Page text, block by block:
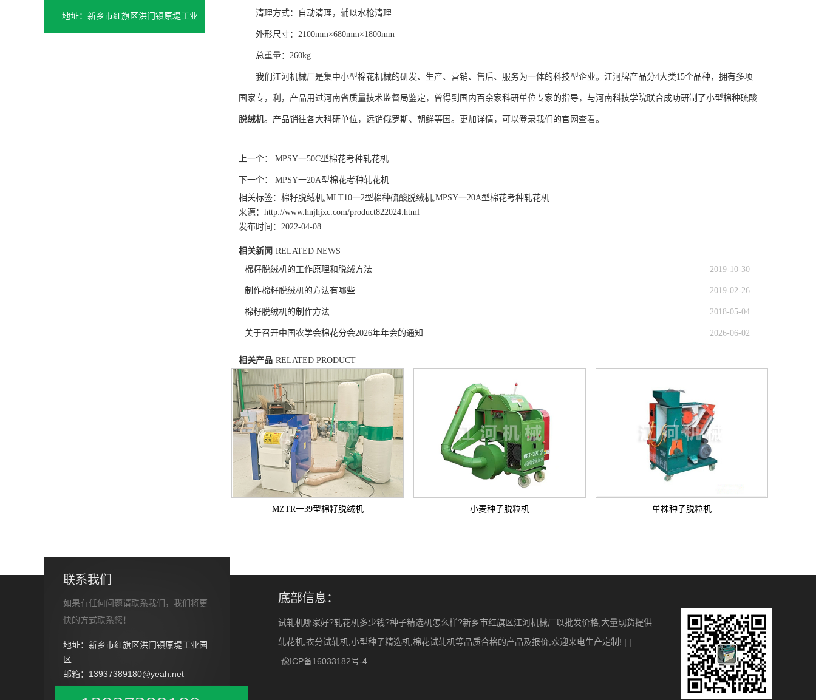
地址：新乡市红旗区洪门镇原堤工业 清理方式：自动清理，辅以水枪清理
外形尺寸：2100mm×680mm×1800mm
总重量：260kg
我们江河机械厂是集中小型棉花机械的研发、生产、营销、售后、服务为一体的科技型企业。江河牌产品分4大类15个品种，拥有多项
国家专，利，产品用过河南省质量技术监督局鉴定，曾得到国内百余家科研单位专家的指导，与河南科技学院联合成功研制了小型棉种硫酸
脱绒机。产品销往各大科研单位，远销俄罗斯、朝鲜等国。更加详情，可以登录我们的官网查看。
上一个： MPSY一50C型棉花考种轧花机
下一个： MPSY一20A型棉花考种轧花机
相关标签：棉籽脱绒机,MLT10一2型棉种硫酸脱绒机,MPSY一20A型棉花考种轧花机
来源：http://www.hnjhjxc.com/product822024.html
发布时间：2022-04-08
相关新闻 RELATED NEWS
棉籽脱绒机的工作原理和脱绒方法
2019-10-30
制作棉籽脱绒机的方法有哪些 2019-02-26
棉籽脱绒机的制作方法 2018-05-04
关于召开中国农学会棉花分会2026年年会的通知 2026-06-02
相关产品 RELATED PRODUCT
MZTR一39型棉籽脱绒机 小麦种子脱粒机 单株种子脱粒机
联系我们
如果有任何问题请联系我们，我们将更
快的方式联系您！
地址：新乡市红旗区洪门镇原堤工业园
区
邮箱：13937389180@yeah.net
底部信息：
试轧机哪家好?轧花机多少钱?种子精选机怎么样?新乡市红旗区江河机械厂以批发价格,大量现货提供
轧花机,衣分试轧机,小型种子精选机,棉花试轧机等品质合格的产品及报价,欢迎来电生产定制! | |
豫ICP备16033182号-4